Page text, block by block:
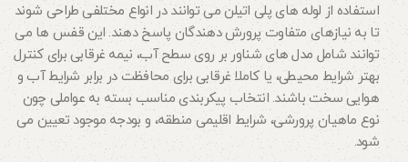
استفاده از لوله های پلی اتیلن می توانند در انواع مختلفی طراحی شوند
تا به نیازهای متفاوت پرورش دهندگان پاسخ دهند. این قفس ها می
توانند شامل مدل های شناور بر روی سطح آب، نیمه غرقابی برای کنترل
بهتر شرایط محیطی، یا کاملا غرقابی برای محافظت در برابر شرایط آب و
هوایی سخت باشند. انتخاب پیکربندی مناسب بسته به عواملی چون
نوع ماهیان پرورشی، شرایط اقلیمی منطقه، و بودجه موجود تعیین می
شود.